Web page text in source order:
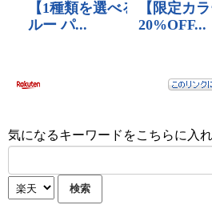
気になるキーワードをこちらに入